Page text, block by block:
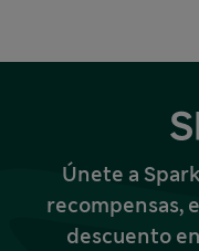
Únete a
recompensas,
descuento